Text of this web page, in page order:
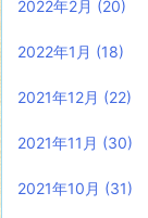
2022年2月 (20)
2022年1月 (18)
2021年12月 (22)
2021年11月 (30)
2021年10月 (31)